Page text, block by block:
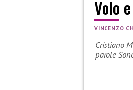
Volo
VINCENZO
Cristiano
parole